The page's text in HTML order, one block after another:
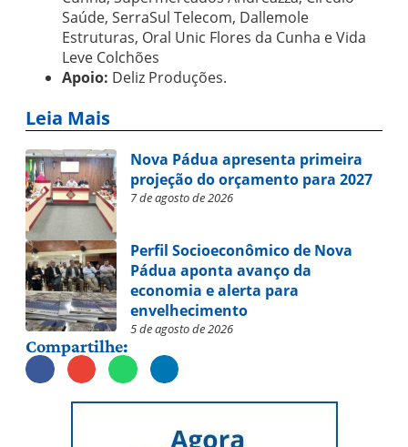
Saúde, SerraSul Telecom, Dallemole
Estruturas, Oral Unic Flores da Cunha e Vida
Leve Colchões
Apoio: Deliz Produções.
Leia Mais
Nova Pádua apresenta primeira
projeção do orçamento para 2027
7 de agosto de 2026
Perfil Socioeconômico de Nova
Pádua aponta avanço da
economia e alerta para
envelhecimento
5 de agosto de 2026
Compartilhe: